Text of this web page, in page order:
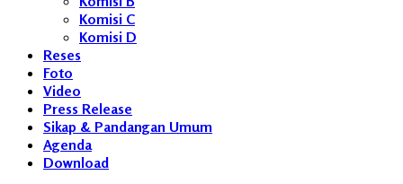
Komisi C
Komisi D
Reses
Foto
Video
Press Release
Sikap & Pandangan Umum
Agenda
Download